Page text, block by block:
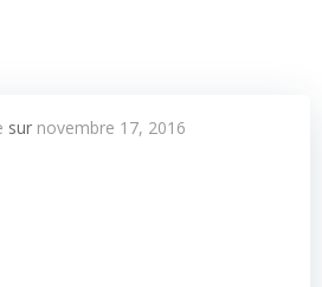
sur novembre 17, 2016